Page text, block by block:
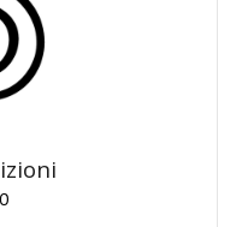
titoli al lancio.